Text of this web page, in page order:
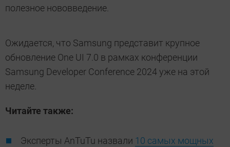
полезное нововведение.
Ожидается, что Samsung представит крупное
обновление One UI 7.0 в рамках конференции
Samsung Developer Conference 2024 уже на этой
неделе.
Читайте также:
Эксперты AnTuTu назвали 10 самых мощных